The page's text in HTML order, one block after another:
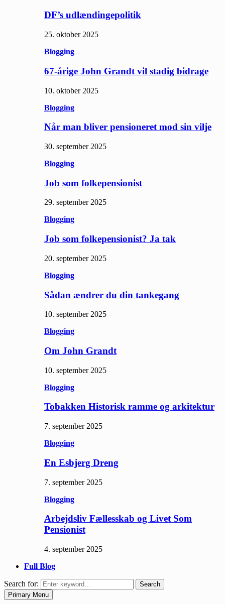
DF’s udlændingepolitik
25. oktober 2025
Blogging
67-årige John Grandt vil stadig bidrage
10. oktober 2025
Blogging
Når man bliver pensioneret mod sin vilje
30. september 2025
Blogging
Job som folkepensionist
29. september 2025
Blogging
Job som folkepensionist? Ja tak
20. september 2025
Blogging
Sådan ændrer du din tankegang
10. september 2025
Blogging
Om John Grandt
10. september 2025
Blogging
Tobakken Historisk ramme og arkitektur
7. september 2025
Blogging
En Esbjerg Dreng
7. september 2025
Blogging
Arbejdsliv Fællesskab og Livet Som
Pensionist
4. september 2025
Full Blog
Search for:
Search
Primary Menu